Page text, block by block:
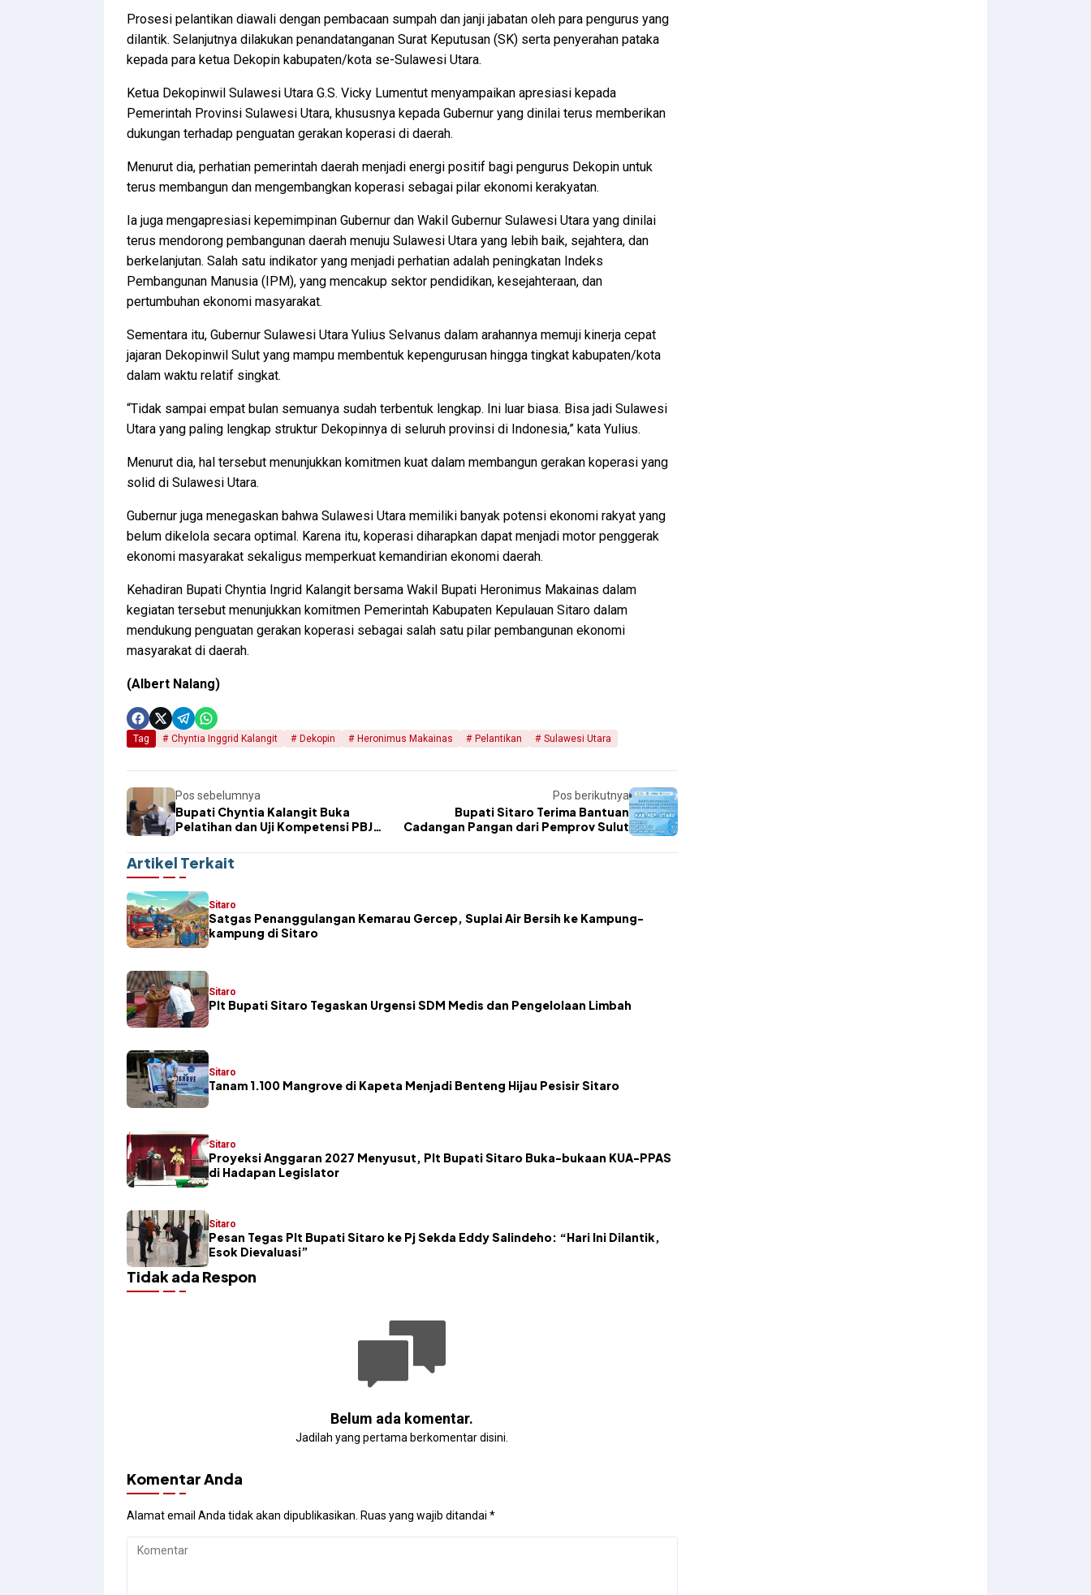
Prosesi pelantikan diawali dengan pembacaan sumpah dan janji jabatan oleh para pengurus yang
dilantik. Selanjutnya dilakukan penandatanganan Surat Keputusan (SK) serta penyerahan pataka
kepada para ketua Dekopin kabupaten/kota se-Sulawesi Utara.
Ketua Dekopinwil Sulawesi Utara G.S. Vicky Lumentut menyampaikan apresiasi kepada
Pemerintah Provinsi Sulawesi Utara, khususnya kepada Gubernur yang dinilai terus memberikan
dukungan terhadap penguatan gerakan koperasi di daerah.
Menurut dia, perhatian pemerintah daerah menjadi energi positif bagi pengurus Dekopin untuk
terus membangun dan mengembangkan koperasi sebagai pilar ekonomi kerakyatan.
Ia juga mengapresiasi kepemimpinan Gubernur dan Wakil Gubernur Sulawesi Utara yang dinilai
terus mendorong pembangunan daerah menuju Sulawesi Utara yang lebih baik, sejahtera, dan
berkelanjutan. Salah satu indikator yang menjadi perhatian adalah peningkatan Indeks
Pembangunan Manusia (IPM), yang mencakup sektor pendidikan, kesejahteraan, dan
pertumbuhan ekonomi masyarakat.
Sementara itu, Gubernur Sulawesi Utara Yulius Selvanus dalam arahannya memuji kinerja cepat
jajaran Dekopinwil Sulut yang mampu membentuk kepengurusan hingga tingkat kabupaten/kota
dalam waktu relatif singkat.
“Tidak sampai empat bulan semuanya sudah terbentuk lengkap. Ini luar biasa. Bisa jadi Sulawesi
Utara yang paling lengkap struktur Dekopinnya di seluruh provinsi di Indonesia,” kata Yulius.
Menurut dia, hal tersebut menunjukkan komitmen kuat dalam membangun gerakan koperasi yang
solid di Sulawesi Utara.
Gubernur juga menegaskan bahwa Sulawesi Utara memiliki banyak potensi ekonomi rakyat yang
belum dikelola secara optimal. Karena itu, koperasi diharapkan dapat menjadi motor penggerak
ekonomi masyarakat sekaligus memperkuat kemandirian ekonomi daerah.
Kehadiran Bupati Chyntia Ingrid Kalangit bersama Wakil Bupati Heronimus Makainas dalam
kegiatan tersebut menunjukkan komitmen Pemerintah Kabupaten Kepulauan Sitaro dalam
mendukung penguatan gerakan koperasi sebagai salah satu pilar pembangunan ekonomi
masyarakat di daerah.
(Albert Nalang)
Tag Chyntia Inggrid Kalangit Dekopin Heronimus Makainas Pelantikan Sulawesi Utara
Pos sebelumnya
Bupati Chyntia Kalangit Buka
Pelatihan dan Uji Kompetensi PBJ
Pos berikutnya
Bupati Sitaro Terima Bantuan
Cadangan Pangan dari Pemprov Sulut
Artikel Terkait
Sitaro
Satgas Penanggulangan Kemarau Gercep, Suplai Air Bersih ke Kampung-
kampung di Sitaro
Sitaro
​Plt Bupati Sitaro Tegaskan Urgensi SDM Medis dan Pengelolaan Limbah
Sitaro
Tanam 1.100 Mangrove di Kapeta Menjadi Benteng Hijau Pesisir Sitaro
Sitaro
Proyeksi Anggaran 2027 Menyusut, Plt Bupati Sitaro Buka-bukaan KUA-PPAS
di Hadapan Legislator
Sitaro
Pesan Tegas Plt Bupati Sitaro ke Pj Sekda Eddy Salindeho: “Hari Ini Dilantik,
Esok Dievaluasi”
Tidak ada Respon
Belum ada komentar.
Jadilah yang pertama berkomentar disini.
Komentar Anda
Alamat email Anda tidak akan dipublikasikan. Ruas yang wajib ditandai *